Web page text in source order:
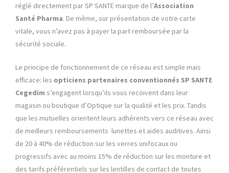
réglé directement par SP SANTE marque de l’Association
Santé Pharma. De même, sur présentation de votre carte
vitale, vous n’avez pas à payer la part remboursée par la
sécurité sociale.
Le principe de fonctionnement de ce réseau est simple mais
efficace: les opticiens partenaires conventionnés SP SANTE
Cegedim s’engagent lorsqu’ils vous recoivent dans leur
magasin ou boutique d’Optique sur la qualité et les prix. Tandis
que les mutuelles orientent leurs adhérents vers ce réseau avec
de meilleurs remboursements lunettes et aides auditives. Ainsi
de 20 à 40% de réduction sur les verres unifocaux ou
progressifs avec au moins 15% de réduction sur les monture et
des tarifs préférentiels sur les lentilles de contact de toutes